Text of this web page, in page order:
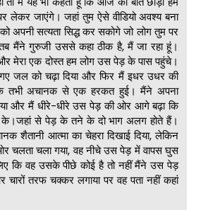
लेकर जाएंगे। जहां तुम ऐसे वीडियो अवश्य बना
अपनी सत्यता सिद्ध कर सकोगे जो लोग तुम पर
मैंने गुरुजी उससे कहा ठीक है, मैं जा रहा हूं।
मेरा एक दोस्त हम लोग उस पेड़ के पास पहुंचे।
जल को चढ़ा दिया और फिर मैं इधर उधर की
कि तभी अचानक से एक हरकत हुई। मैंने अपना
और मैं धीरे-धीरे उस पेड़ की ओर आगे बढ़ा कि
से पेड़ के तने के दो भाग अलग होते हैं।
शैतानी आत्मा का चेहरा दिखाई दिया, लेकिन
चला गया, वह नीचे उस पेड़ में वापस घुस
कि वह उसके पीछे कोई है तो नहीं मैंने उस पेड़
चारों तरफ चक्कर लगाया पर वह पता नहीं कहां